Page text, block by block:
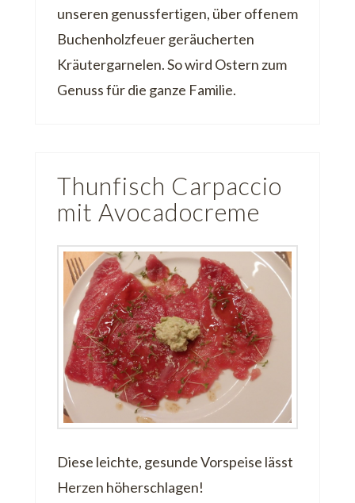
unseren genussfertigen, über offenem
Buchenholzfeuer geräucherten
Kräutergarnelen. So wird Ostern zum
Genuss für die ganze Familie.
Thunfisch Carpaccio
mit Avocadocreme
Diese leichte, gesunde Vorspeise lässt
Herzen höherschlagen!